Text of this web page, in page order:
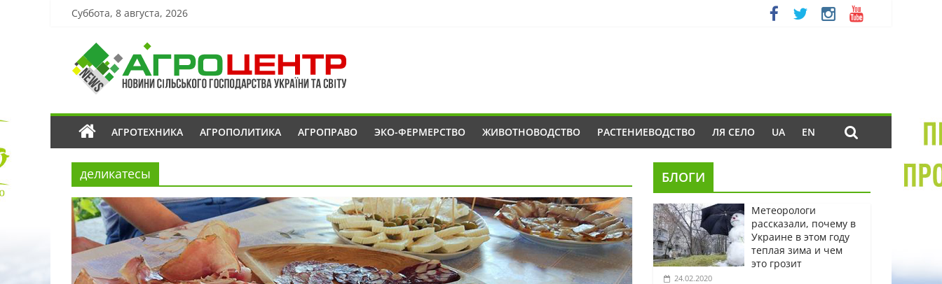
Суббота, 8 августа, 2026
АГРОТЕХНИКА АГРОПОЛИТИКА АГРОПРАВО ЭКО-ФЕРМЕРСТВО ЖИВОТНОВОДСТВО РАСТЕНИЕВОДСТВО ЛЯ СЕЛО UA EN
деликатесы БЛОГИ
Метеорологи
рассказали, почему в
Украине в этом году
теплая зима и чем
это грозит
24.02.2020